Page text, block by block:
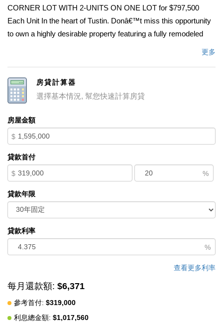
CORNER LOT WITH 2-UNITS ON ONE LOT for $797,500
Each Unit In the heart of Tustin. Donâ€™t miss this opportunity
to own a highly desirable property featuring a fully remodeled
NEW Detached Single Family Home (Built in 2025) - Modern 3
beds / 2 baths 1,150 SF with a 1-car garage plus 1-car driveway
â€“ Fully Remodeled - Spacious 3 beds / 2 baths approx. 1,150
SF with 2-car garage & 2 car driveway parking, Central A/C &
$7,740/month. Separate Water, Gas & Electricity meters â€“
tenants pay all utilities. Each unit features open-concept layouts,
modern cabinetry, quartz countertops, high-end appliances,
vinyl flooring, Central A/C & Heat, recessed lighting, walk-in
closets, and in-unit washer/dryer hookups. With quality
renovations and new construction, this is a low-maintenance
property for the next 10+ years. Located in a prime Tustin
neighborhood close to schools, shopping, dining, and freeway
更多
房貸計算器
選擇基本情況, 幫您快速計算房貸
房屋金額
$
貸款首付
$ %
貸款年限
貸款利率
%
查看更多利率
每月還款額: $6,371
參考首付: $319,000
利息總金額: $1,017,560